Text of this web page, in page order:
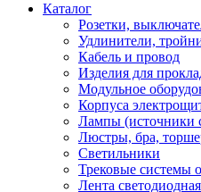
Каталог
Розетки,
Удлинители,
Кабель и провод
Изделия для
Модульное
Корпуса
Лампы (источники
Люстры, бра,
Светильники
Трековые системы
Лента